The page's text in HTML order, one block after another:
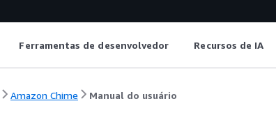
Ferramentas de desenvolvedor Recursos de IA
Amazon Chime Manual do usuário